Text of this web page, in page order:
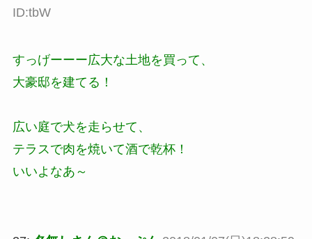
ID:tbW
すっげーーー広大な土地を買って、
大豪邸を建てる！
広い庭で犬を走らせて、
テラスで肉を焼いて酒で乾杯！
いいよなあ～